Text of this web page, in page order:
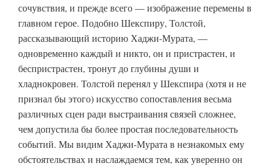
сочувствия, и прежде всего — изображение перемены в
главном герое. Подобно Шекспиру, Толстой,
рассказывающий историю Хаджи-Мурата, —
одновременно каждый и никто, он и пристрастен, и
беспристрастен, тронут до глубины души и
хладнокровен. Толстой перенял у Шекспира (хотя и не
признал бы этого) искусство сопоставления весьма
различных сцен ради выстраивания связей сложнее,
чем допустила бы более простая последовательность
событий. Мы видим Хаджи-Мурата в незнакомых ему
обстоятельствах и наслаждаемся тем, как уверенно он